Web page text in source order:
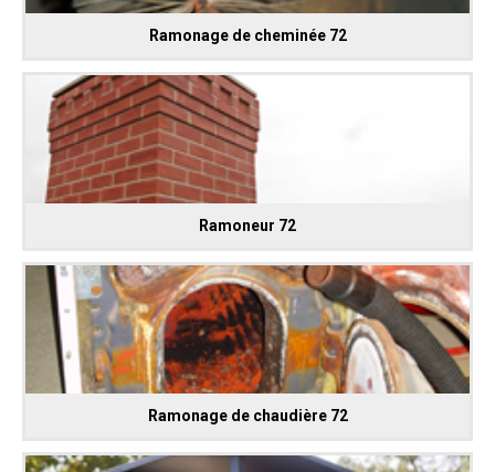
Ramonage de cheminée 72
Ramoneur 72
Ramonage de chaudière 72